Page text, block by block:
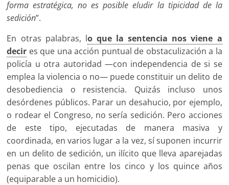
forma estratégica, no es posible eludir la tipicidad de la
sedición”.
En otras palabras, lo que la sentencia nos viene a
decir es que una acción puntual de obstaculización a la
policía u otra autoridad —con independencia de si se
emplea la violencia o no— puede constituir un delito de
desobediencia o resistencia. Quizás incluso unos
desórdenes públicos. Parar un desahucio, por ejemplo,
o rodear el Congreso, no sería sedición. Pero acciones
de este tipo, ejecutadas de manera masiva y
coordinada, en varios lugar a la vez, sí suponen incurrir
en un delito de sedición, un ilícito que lleva aparejadas
penas que oscilan entre los cinco y los quince años
(equiparable a un homicidio).